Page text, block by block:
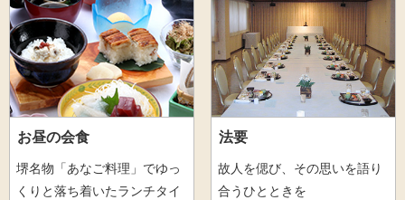
お昼の会食
堺名物「あなご料理」でゆっ
くりと落ち着いたランチタイ
法要
故人を偲び、その思いを語り
合うひとときを